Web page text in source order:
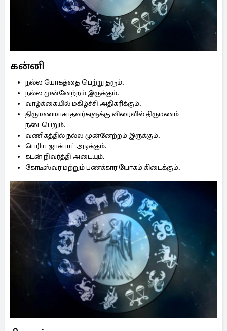
கன்னி
நல்ல யோகத்தை பெற்று தரும்.
நல்ல முன்னேற்றம் இருக்கும்.
வாழ்க்கையில் மகிழ்ச்சி அதிகரிக்கும்.
திருமணமாகாதவர்களுக்கு விரைவில் திருமணம்
நடைபெறும்.
வணிகத்தில் நல்ல முன்னேற்றம் இருக்கும்.
பெரிய ஜாக்பாட் அடிக்கும்.
கடன் நிவர்த்தி அடையும்.
கோடீஸ்வர மற்றும் பணக்கார யோகம் கிடைக்கும்.